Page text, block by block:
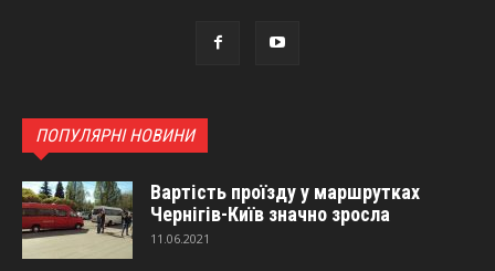
ПОПУЛЯРНІ НОВИНИ
Вартість проїзду у маршрутках
Чернігів-Київ значно зросла
11.06.2021